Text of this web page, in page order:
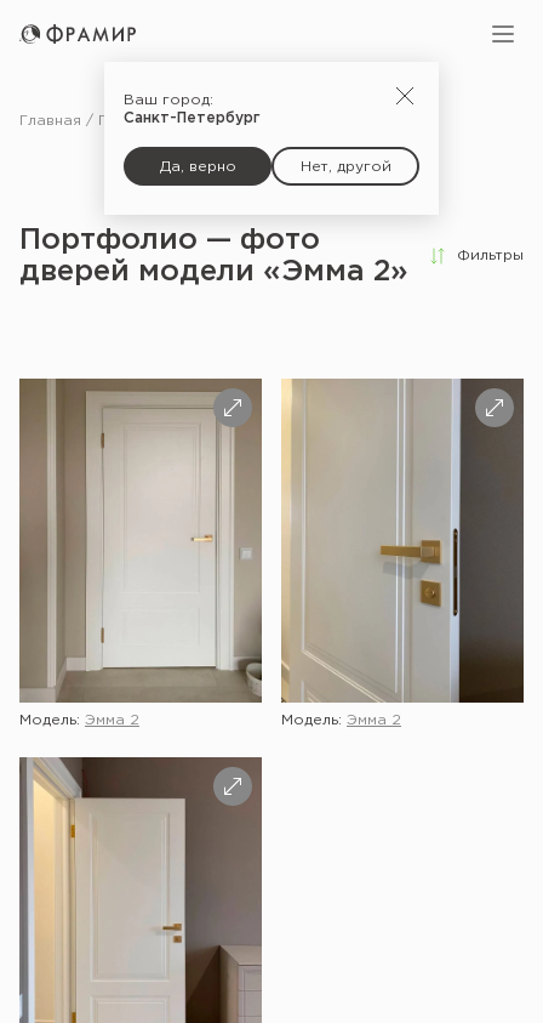
Ваш город:
Санкт-Петербург
Да, верно Нет, другой
Главная Портфолио
Портфолио — фото
дверей модели «Эмма 2»
Фильтры
Модель: Эмма 2 Модель: Эмма 2